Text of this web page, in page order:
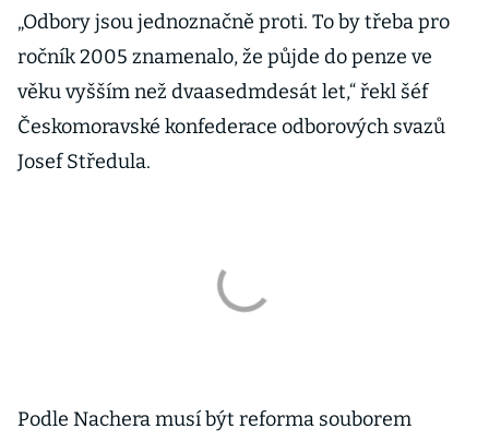
„Odbory jsou jednoznačně proti. To by třeba pro
ročník 2005 znamenalo, že půjde do penze ve
věku vyšším než dvaasedmdesát let,“ řekl šéf
Českomoravské konfederace odborových svazů
Josef Středula.
Podle Nachera musí být reforma souborem